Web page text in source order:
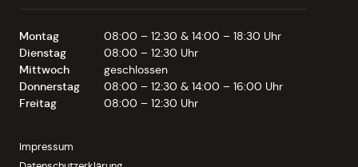
Montag
08:00 – 12:30 & 14:00 – 18:30 Uhr
Dienstag
08:00 – 12:30 Uhr
Mittwoch
geschlossen
Donnerstag
08:00 – 12:30 & 14:00 – 16:00 Uhr
Freitag
08:00 – 12:30 Uhr
Impressum